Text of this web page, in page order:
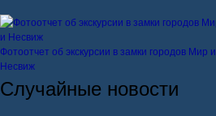
Фотоотчет об экскурсии в замки городов Мир и
Несвиж
Случайные новости